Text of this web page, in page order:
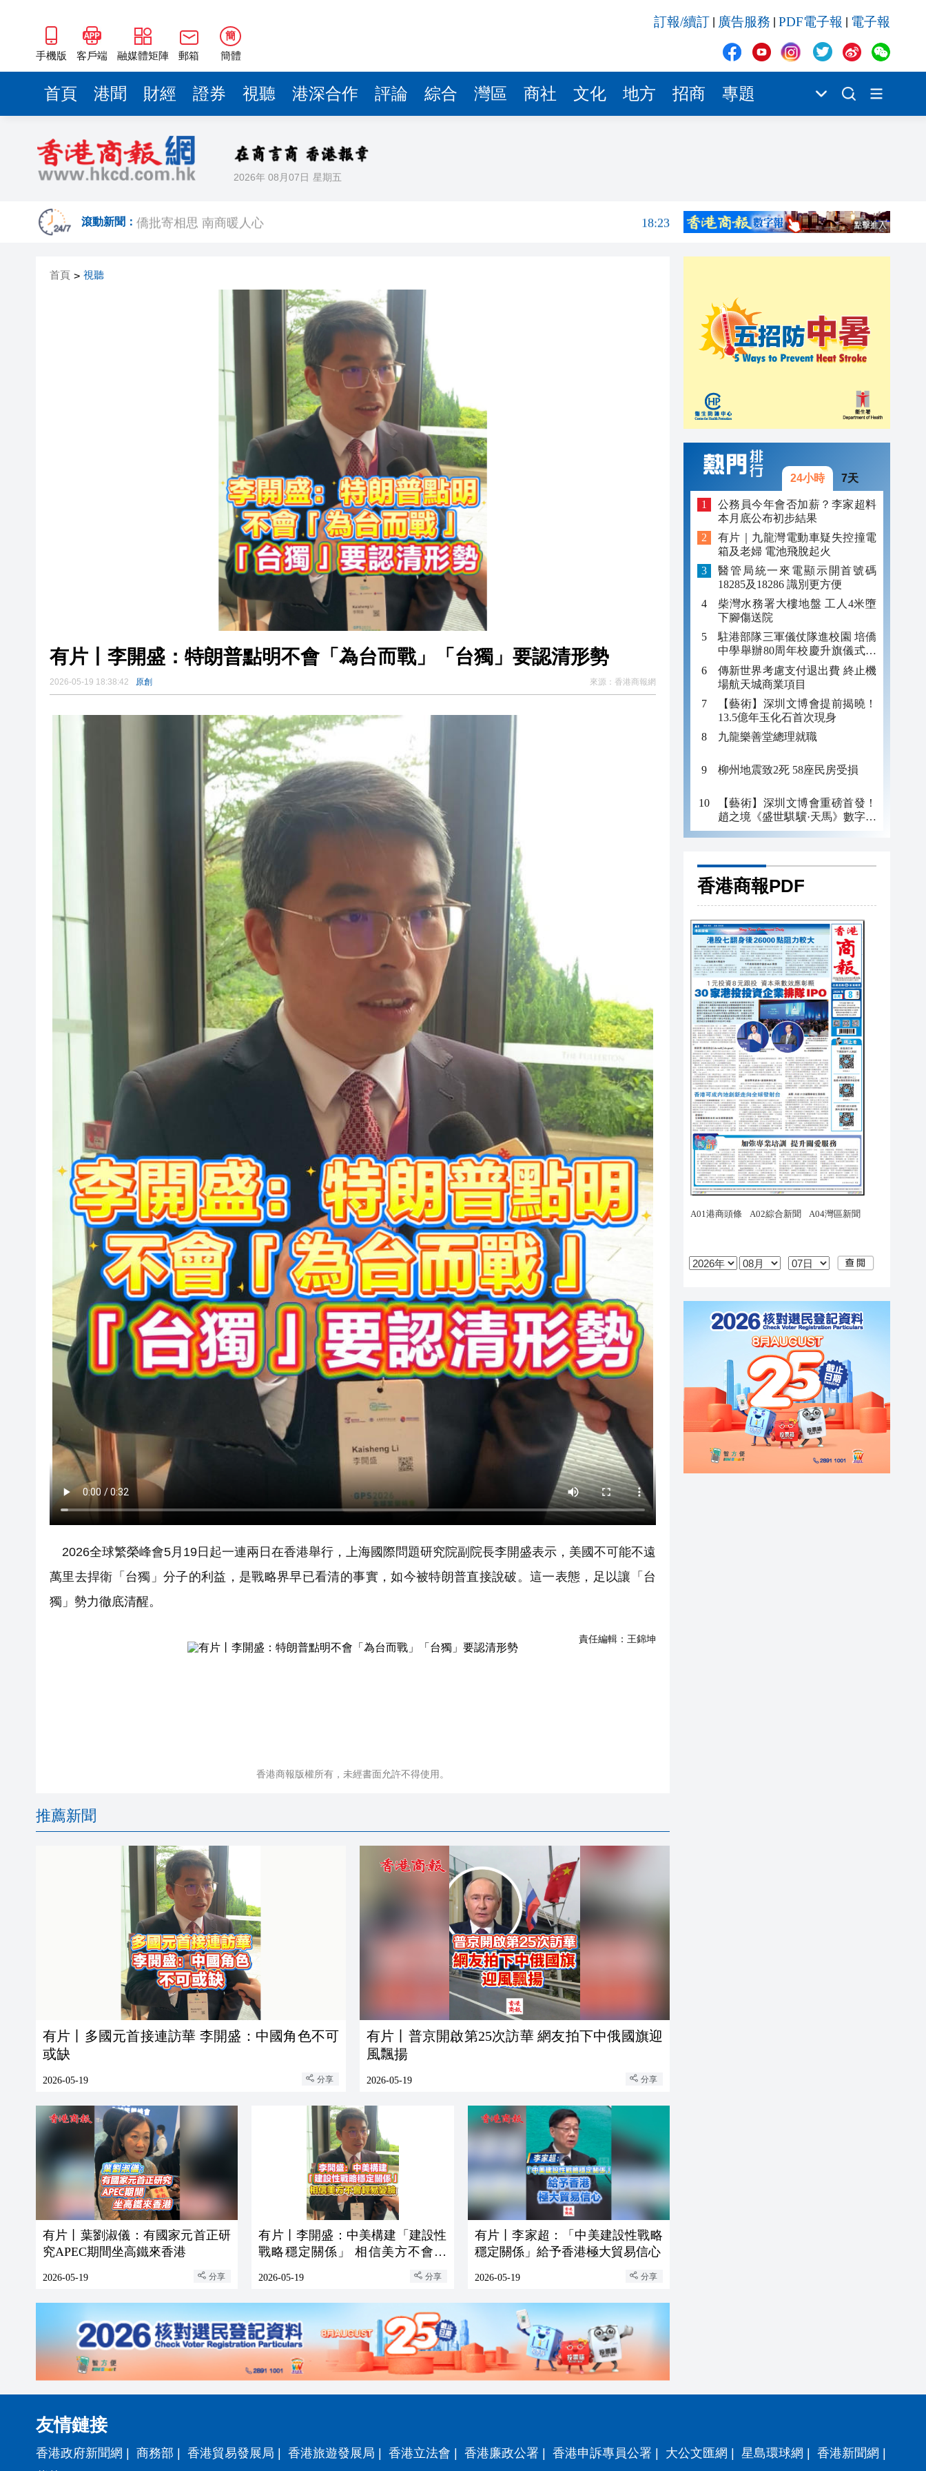
手機版 客戶端 融媒體矩陣 郵箱
簡
簡體
訂報/續訂 廣告服務 PDF電子報 電子報
首頁 港聞 財經 證券 視聽 港深合作 評論 綜合 灣區 商社 文化 地方 招商 專題
2026年 08月07日 星期五
滾動新聞：
第二屆哈佛-香港教大-斯坦福聯合論壇 聚焦新興科技與未來人才
18:22
有片丨普京開啟第25次訪華 網友拍下中俄國旗迎風飄揚
有片丨葉劉淑儀：有國家元首正研究APEC期間坐高鐵來香港
18:03
有片 |你以為在養生，其實是在養病
有片丨李開盛：特朗普點明不會「為台而戰」「台獨」要認清形勢
僑批寄相思 南商暖人心
18:23
有片丨葉劉淑儀：有國家元首正研究APEC期間坐高鐵來香港
有片丨李開盛：中美構建「建設性戰略穩定關係」 相信美方不會輕易變臉
有片 |你以為在養生，其實是在養病
有片丨李開盛：特朗普點明不會「為台而戰」「台獨」要認清形勢
有片丨多國元首接連訪華 李開盛：中國角色不可或缺
僑批寄相思 南商暖人心
第二屆哈佛-香港教大-斯坦福聯合論壇 聚焦新興科技與未來人才
有片丨普京開啟第25次訪華 網友拍下中俄國旗迎風飄揚
有片丨葉劉淑儀：有國家元首正研究APEC期間坐高鐵來香港
有片丨李開盛：中美構建「建設性戰略穩定關係」 相信美方不會輕易變臉
有片 |你以為在養生，其實是在養病
首頁 > 視聽
有片丨李開盛：特朗普點明不會「為台而戰」「台獨」要認清形勢
2026-05-19 18:38:42 原創 來源： 香港商報網
2026全球繁榮峰會5月19日起一連兩日在香港舉行，上海國際問題研究院副院長李開盛表示，美國不可能不遠
萬里去捍衛「台獨」分子的利益，是戰略界早已看清的事實，如今被特朗普直接說破。這一表態，足以讓「台
獨」勢力徹底清醒。
責任編輯： 王錦坤
香港商報版權所有，未經書面允許不得使用。
推薦新聞
有片丨多國元首接連訪華 李開盛：中國角色不可
或缺
2026-05-19 分享
有片丨普京開啟第25次訪華 網友拍下中俄國旗迎
風飄揚
2026-05-19 分享
有片丨葉劉淑儀：有國家元首正研
究APEC期間坐高鐵來香港
2026-05-19 分享
有片丨李開盛：中美構建「建設性
戰略穩定關係」 相信美方不會輕
2026-05-19 分享
有片丨李家超：「中美建設性戰略
穩定關係」給予香港極大貿易信心
2026-05-19 分享
24小時 7天
公務員今年會否加薪？李家超料
本月底公布初步結果
有片｜九龍灣電動車疑失控撞電
箱及老婦 電池飛脫起火
醫管局統一來電顯示開首號碼
18285及18286 識別更方便
柴灣水務署大樓地盤 工人4米墮
下腳傷送院
駐港部隊三軍儀仗隊進校園 培僑
中學舉辦80周年校慶升旗儀式暨
國防教育活動
傳新世界考慮支付退出費 終止機
場航天城商業項目
【藝術】深圳文博會提前揭曉！
13.5億年玉化石首次現身
九龍樂善堂總理就職
柳州地震致2死 58座民房受損
【藝術】深圳文博會重磅首發！
趙之境《盛世騏驥·天馬》數字藏
品正式上線
香港商報PDF
友情鏈接
香港政府新聞網 商務部 香港貿易發展局 香港旅遊發展局 香港立法會 香港廉政公署 香港申訴專員公署 大公文匯網 星島環球網 香港新聞網